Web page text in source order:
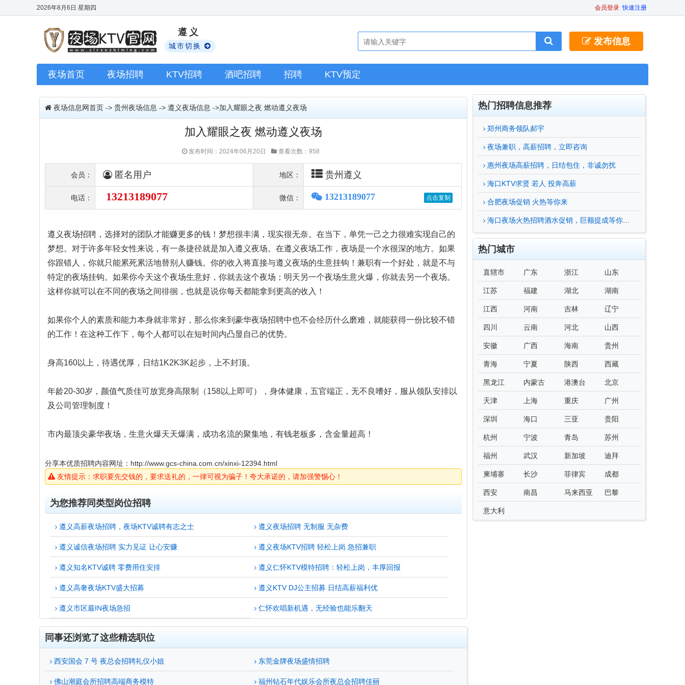
2026年8月6日 星期四 会员登录 快速注册
遵义
城市切换 发布信息
夜场首页 夜场招聘 KTV招聘 酒吧招聘 招聘 KTV预定
夜场信息网首页 -> 贵州夜场信息 -> 遵义夜场信息 ->加入耀眼之夜 燃动遵义夜场
加入耀眼之夜 燃动遵义夜场
发布时间：2024年06月20日 查看次数：958
会员： 匿名用户 地区： 贵州遵义
电话： 13213189077 微信： 13213189077
遵义夜场招聘，选择对的团队才能赚更多的钱！梦想很丰满，现实很无奈。在当下，单凭一己之力很难实现自己的
梦想。对于许多年轻女性来说，有一条捷径就是加入遵义夜场。在遵义夜场工作，夜场是一个水很深的地方。如果
你跟错人，你就只能累死累活地替别人赚钱。你的收入将直接与遵义夜场的生意挂钩！兼职有一个好处，就是不与
特定的夜场挂钩。如果你今天这个夜场生意好，你就去这个夜场；明天另一个夜场生意火爆，你就去另一个夜场。
这样你就可以在不同的夜场之间徘徊，也就是说你每天都能拿到更高的收入！
如果你个人的素质和能力本身就非常好，那么你来到豪华夜场招聘中也不会经历什么磨难，就能获得一份比较不错
的工作！在这种工作下，每个人都可以在短时间内凸显自己的优势。
身高160以上，待遇优厚，日结1K2K3K起步，上不封顶。
年龄20-30岁，颜值气质佳可放宽身高限制（158以上即可），身体健康，五官端正，无不良嗜好，服从领队安排以
及公司管理制度！
市内最顶尖豪华夜场，生意火爆天天爆满，成功名流的聚集地，有钱老板多，含金量超高！
分享本优质招聘内容网址： http://www.gcs-china.com.cn/xinxi-12394.html
友情提示：求职要先交钱的，要求送礼的，一律可视为骗子！夸大承诺的，请加强警惕心！
为您推荐同类型岗位招聘
遵义高薪夜场招聘，夜场KTV诚聘有志之士 遵义夜场招聘 无制服 无杂费
遵义诚信夜场招聘 实力见证 让心安赚 遵义夜场KTV招聘 轻松上岗 急招兼职
遵义知名KTV诚聘 零费用住安排 遵义仁怀KTV模特招聘：轻松上岗，丰厚回报
遵义高奢夜场KTV盛大招募 遵义KTV DJ公主招募 日结高薪福利优
遵义市区最IN夜场急招 仁怀欢唱新机遇，无经验也能乐翻天
同事还浏览了这些精选职位
西安国会 7 号 夜总会招聘礼仪小姐 东莞金牌夜场盛情招聘
佛山潮庭会所招聘高端商务模特 福州钻石年代娱乐会所夜总会招聘佳丽
热门招聘信息推荐
郑州商务领队郝宇
夜场兼职，高薪招聘，立即咨询
惠州夜场高薪招聘，日结包住，非诚勿扰
海口KTV求贤 若人 投奔高薪
合肥夜场促销 火热等你来
海口夜场火热招聘酒水促销，巨额提成等你来拿
热门城市
直辖市 广东 浙江 山东
江苏 福建 湖北 湖南
江西 河南 吉林 辽宁
四川 云南 河北 山西
安徽 广西 海南 贵州
青海 宁夏 陕西 西藏
黑龙江 内蒙古 港澳台 北京
天津 上海 重庆 广州
深圳 海口 三亚 贵阳
杭州 宁波 青岛 苏州
福州 武汉 新加坡 迪拜
柬埔寨 长沙 菲律宾 成都
西安 南昌 马来西亚 巴黎
意大利